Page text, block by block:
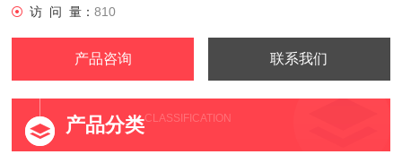
访 问 量：810
产品咨询 联系我们
产品分类CLASSIFICATION